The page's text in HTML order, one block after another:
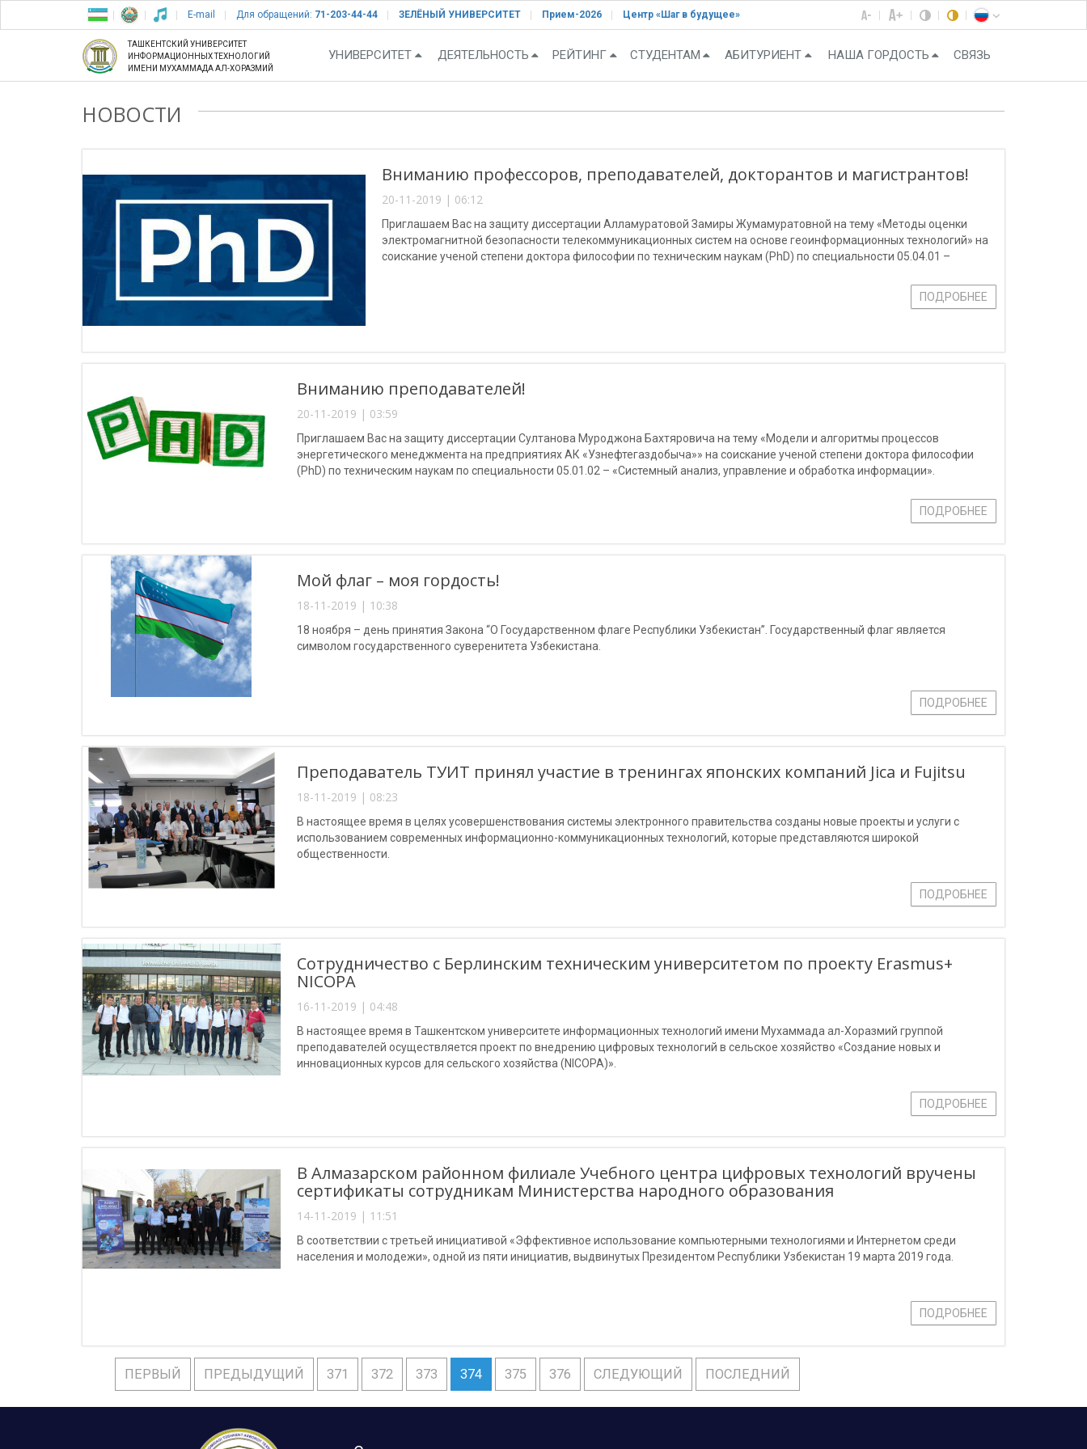
E-mail Для обращений: 71-203-44-44 ЗЕЛЁНЫЙ УНИВЕРСИТЕТ Прием-2026 Центр «Шаг в будущее»
ТАШКЕНТСКИЙ УНИВЕРСИТЕТ
ИНФОРМАЦИОННЫХ ТЕХНОЛОГИЙ
ИМЕНИ МУХАММАДА АЛ-ХОРАЗМИЙ
УНИВЕРСИТЕТ ДЕЯТЕЛЬНОСТЬ РЕЙТИНГ СТУДЕНТАМ АБИТУРИЕНТ НАША ГОРДОСТЬ СВЯЗЬ
НОВОСТИ
Вниманию профессоров, преподавателей, докторантов и магистрантов!
20-11-2019 | 06:12
Приглашаем Вас на защиту диссертации Алламуратовой Замиры Жумамуратовной на тему «Методы оценки
электромагнитной безопасности телекоммуникационных систем на основе геоинформационных технологий» на
соискание ученой степени доктора философии по техническим наукам (PhD) по специальности 05.04.01 –
ПОДРОБНЕЕ
Вниманию преподавателей!
20-11-2019 | 03:59
Приглашаем Вас на защиту диссертации Султанова Муроджона Бахтяровича на тему «Модели и алгоритмы процессов
энергетического менеджмента на предприятиях АК «Узнефтегаздобыча»» на соискание ученой степени доктора философии
(PhD) по техническим наукам по специальности 05.01.02 – «Системный анализ, управление и обработка информации».
ПОДРОБНЕЕ
Мой флаг – моя гордость!
18-11-2019 | 10:38
18 ноября – день принятия Закона “О Государственном флаге Республики Узбекистан”. Государственный флаг является
символом государственного суверенитета Узбекистана.
ПОДРОБНЕЕ
Преподаватель ТУИТ принял участие в тренингах японских компаний Jica и Fujitsu
18-11-2019 | 08:23
В настоящее время в целях усовершенствования системы электронного правительства созданы новые проекты и услуги с
использованием современных информационно-коммуникационных технологий, которые представляются широкой
общественности.
ПОДРОБНЕЕ
Сотрудничество с Берлинским техническим университетом по проекту Erasmus+
NICOPA
16-11-2019 | 04:48
В настоящее время в Ташкентском университете информационных технологий имени Мухаммада ал-Хоразмий группой
преподавателей осуществляется проект по внедрению цифровых технологий в сельское хозяйство «Создание новых и
инновационных курсов для сельского хозяйства (NICOPA)».
ПОДРОБНЕЕ
В Алмазарском районном филиале Учебного центра цифровых технологий вручены
сертификаты сотрудникам Министерства народного образования
14-11-2019 | 11:51
В соответствии с третьей инициативой «Эффективное использование компьютерными технологиями и Интернетом среди
населения и молодежи», одной из пяти инициатив, выдвинутых Президентом Республики Узбекистан 19 марта 2019 года.
ПОДРОБНЕЕ
ПЕРВЫЙ ПРЕДЫДУЩИЙ 371 372 373 374 375 376 СЛЕДУЮЩИЙ ПОСЛЕДНИЙ